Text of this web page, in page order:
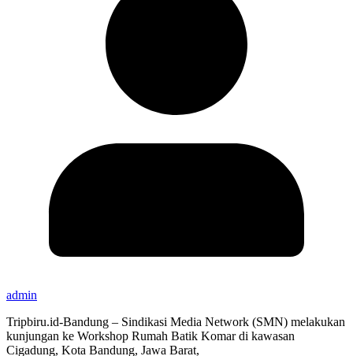
admin
Tripbiru.id-Bandung – Sindikasi Media Network (SMN) melakukan
kunjungan ke Workshop Rumah Batik Komar di kawasan
Cigadung, Kota Bandung, Jawa Barat,